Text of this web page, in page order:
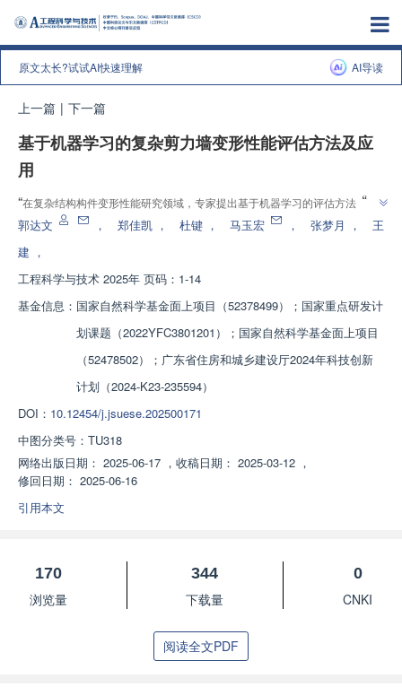
原文太长?试试AI快速理解 AI导读
上一篇 | 下一篇
基于机器学习的复杂剪力墙变形性能评估方法及应
用
“在复杂结构构件变形性能研究领域，专家提出基于机器学习的评估方法，为
构件变形性能评估提供新方案。
”
郭达文 ， 郑佳凯 ， 杜键 ， 马玉宏 ， 张梦月 ，
王
建 ，
工程科学与技术 2025年 页码：1-14
基金信息： 国家自然科学基金面上项目（52378499）；国家重点研发计
划课题（2022YFC3801201）；国家自然科学基金面上项目
（52478502）；广东省住房和城乡建设厅2024年科技创新
计划（2024-K23-235594）
DOI： 10.12454/j.jsuese.202500171
中图分类号： TU318
网络出版日期： 2025-06-17 ， 收稿日期： 2025-03-12 ，
修回日期： 2025-06-16
引用本文
170
浏览量
344
下载量
0
CNKI
阅读全文PDF